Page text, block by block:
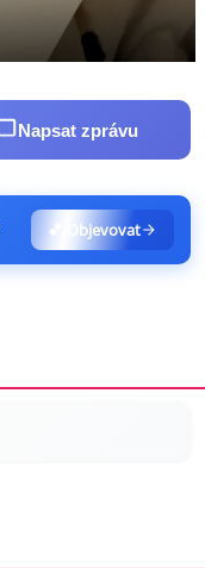
Napsat zprávu
💕 Objevovat